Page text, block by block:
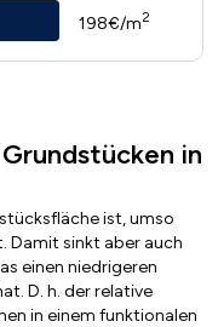
198€/m2
in
ist, umso
Damit sinkt aber auch
einen niedrigeren
D. h. der relative
in einem funktionalen